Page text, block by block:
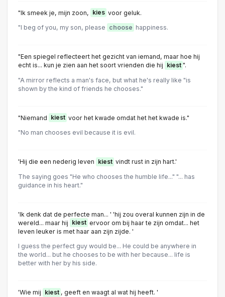
"Ik smeek je, mijn zoon, kies voor geluk.
"I beg of you, my son, please choose happiness.
"Een spiegel reflecteert het gezicht van iemand, maar hoe hij
echt is... kun je zien aan het soort vrienden die hij kiest ".
"A mirror reflects a man's face, but what he's really like "is
shown by the kind of friends he chooses."
"Niemand kiest voor het kwade omdat het het kwade is."
"No man chooses evil because it is evil.
'Hij die een nederig leven kiest vindt rust in zijn hart.'
The saying goes "He who chooses the humble life..." "... has
guidance in his heart."
'Ik denk dat de perfecte man... ' 'hij zou overal kunnen zijn in de
wereld... maar hij
kiest ervoor om bij haar te zijn omdat... het
leven leuker is met haar aan zijn zijde. '
I guess the perfect guy would be... He could be anywhere in
the world... but he chooses to be with her because... life is
better with her by his side.
'Wie mij kiest , geeft en waagt al wat hij heeft. '